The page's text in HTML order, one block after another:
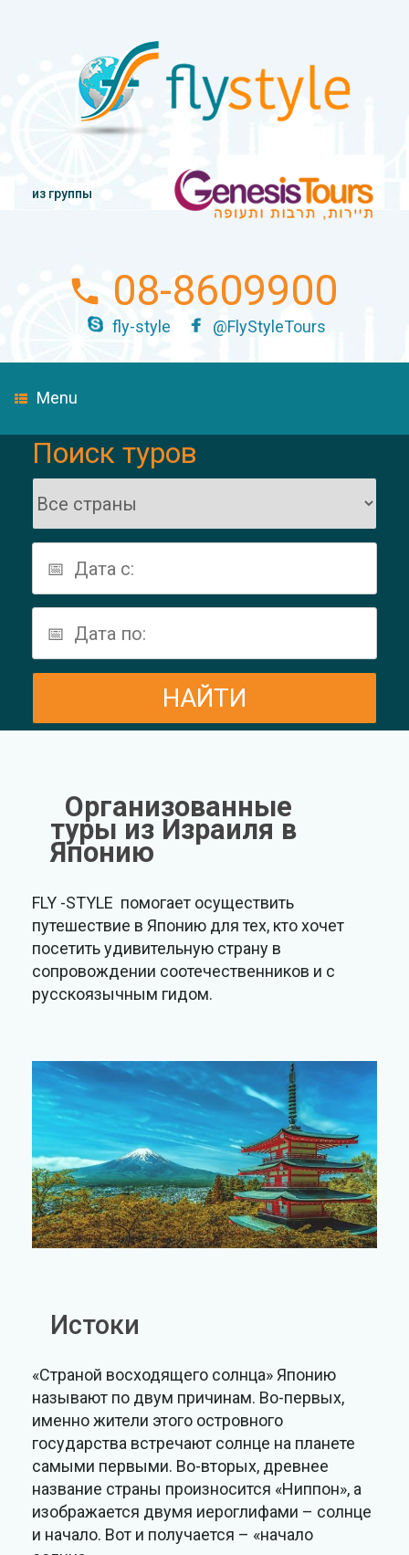
из группы
08-8609900
fly-style @FlyStyleTours
Menu
Поиск туров
Организованные
туры из Израиля в
Японию
FLY -STYLE помогает осуществить
путешествие в Японию для тех, кто хочет
посетить удивительную страну в
сопровождении соотечественников и с
русскоязычным гидом.
Истоки
«Страной восходящего солнца» Японию
называют по двум причинам. Во-первых,
именно жители этого островного
государства встречают солнце на планете
самыми первыми. Во-вторых, древнее
название страны произносится «Ниппон», а
изображается двумя иероглифами – солнце
и начало. Вот и получается – «начало